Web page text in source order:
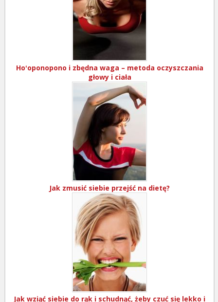
Hoʻoponopono i zbędna waga – metoda oczyszczania
głowy i ciała
Jak zmusić siebie przejść na dietę?
Jak wziąć siebie do rąk i schudnąć, żeby czuć się lekko i